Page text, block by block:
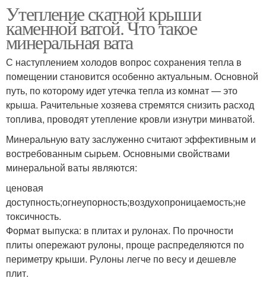
Утепление скатной крыши
каменной ватой. Что такое
минеральная вата
С наступлением холодов вопрос сохранения тепла в
помещении становится особенно актуальным. Основной
путь, по которому идет утечка тепла из комнат — это
крыша. Рачительные хозяева стремятся снизить расход
топлива, проводят утепление кровли изнутри минватой.
Минеральную вату заслуженно считают эффективным и
востребованным сырьем. Основными свойствами
минеральной ваты являются:
ценовая
доступность;огнеупорность;воздухопроницаемость;не
токсичность.
Формат выпуска: в плитах и рулонах. По прочности
плиты опережают рулоны, проще распределяются по
периметру крыши. Рулоны легче по весу и дешевле
плит.